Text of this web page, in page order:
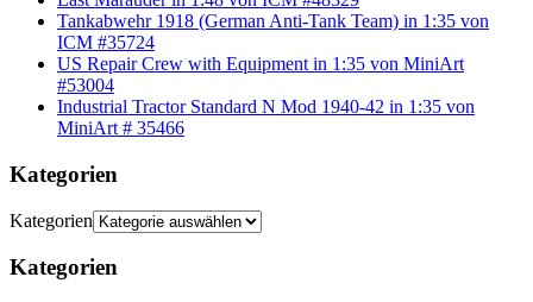
Tankabwehr 1918 (German Anti-Tank Team) in 1:35 von
ICM #35724
US Repair Crew with Equipment in 1:35 von MiniArt
#53004
Industrial Tractor Standard N Mod 1940-42 in 1:35 von
MiniArt # 35466
Kategorien
Kategorien
Kategorien